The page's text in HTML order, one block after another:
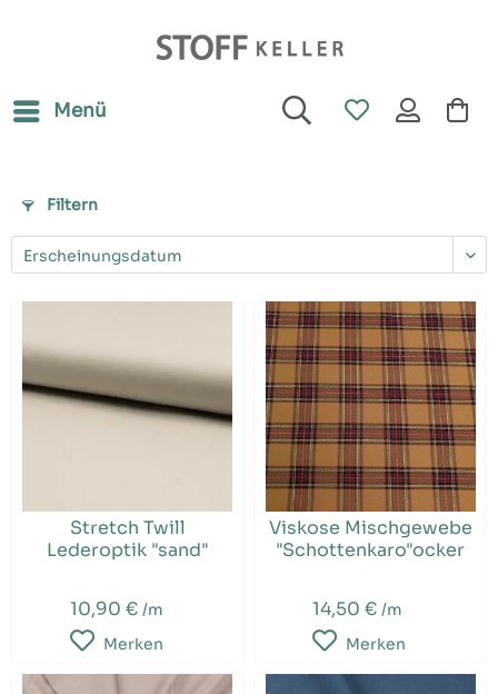
Menü
Filtern
Stretch Twill
Lederoptik "sand"
10,90 € /m
Merken
Viskose Mischgewebe
"Schottenkaro"ocker
14,50 €/m
Merken